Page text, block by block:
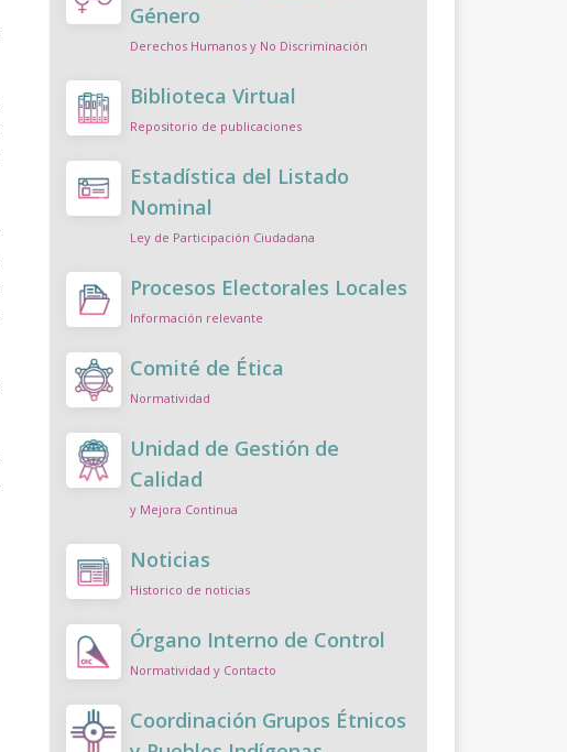
Género
Derechos Humanos y No Discriminación
Biblioteca Virtual
Repositorio de publicaciones
Estadística del Listado
Nominal
Ley de Participación Ciudadana
Procesos Electorales Locales
Información relevante
Comité de Ética
Normatividad
Unidad de Gestión de
Calidad
y Mejora Continua
Noticias
Historico de noticias
Órgano Interno de Control
Normatividad y Contacto
Coordinación Grupos Étnicos